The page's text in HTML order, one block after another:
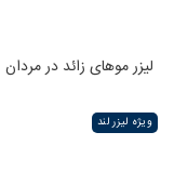
لیزر موهای زائد در مردان
ویژه لیزر لند